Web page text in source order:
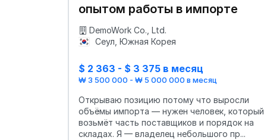
опытом работы в импорте
DemoWork Co., Ltd.
Сеул, Южная Корея
$ 2 363 - $ 3 375 в месяц
₩ 3 500 000 - ₩ 5 000 000 в месяц
Открываю позицию потому что выросли
объёмы импорта — нужен человек, который
возьмёт часть поставщиков и порядок на
складах. Я — владелец небольшого пр...